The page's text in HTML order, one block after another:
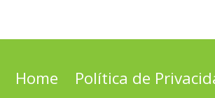
Home Política de